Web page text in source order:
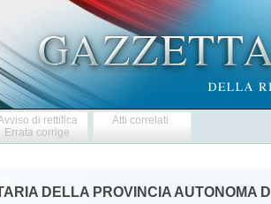
di rettifica
Errata corrige
Atti correlati
DELLA PROVINCIA AUTONOMA